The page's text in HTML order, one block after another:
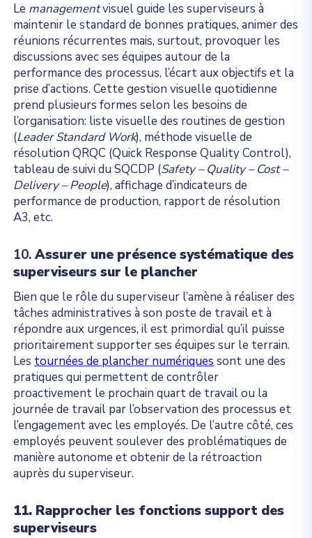
Le managementvisuel guide les superviseurs à
maintenir le standard de bonnes pratiques, animer des
réunions récurrentes mais, surtout, provoquer les
discussions avec ses équipes autour de la
performance des processus, l’écart aux objectifs et la
prise d’actions. Cette gestion visuelle quotidienne
prend plusieurs formes selon les besoins de
l’organisation: liste visuelle des routines de gestion
(Leader Standard Work), méthode visuelle de
résolution QRQC (Quick Response Quality Control),
tableau de suivi du SQCDP (Safety – Quality – Cost –
Delivery – People), affichage d’indicateurs de
performance de production, rapport de résolution
A3, etc.
10.Assurer une présence systématique des
superviseurs sur le plancher
Bien que le rôle du superviseur l’amène à réaliser des
tâches administratives à son poste de travail et à
répondre aux urgences, il est primordial qu’il puisse
prioritairement supporter ses équipes sur le terrain.
Les tournées de plancher numériques sont une des
pratiques qui permettent de contrôler
proactivement le prochain quart de travail ou la
journée de travail par l’observation des processus et
l’engagement avec les employés. De l’autre côté, ces
employés peuvent soulever des problématiques de
manière autonome et obtenir de la rétroaction
auprès du superviseur.
11. Rapprocher les fonctions support des
superviseurs